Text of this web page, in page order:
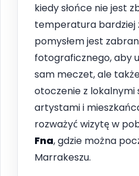
kiedy słońce nie jest
temperatura bardziej
pomysłem jest
fotograficznego, aby
sam meczet, ale
otoczenie z lokalnymi
artystami i
rozważyć wizytę w
Fna, gdzie można
Marrakeszu.